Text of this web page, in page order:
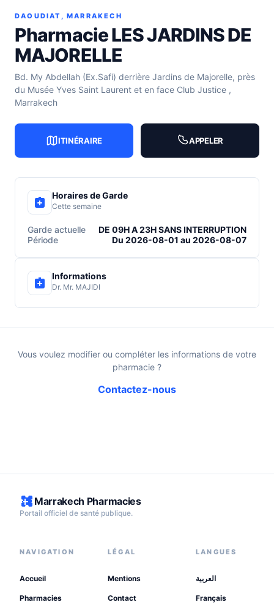
DAOUDIAT, MARRAKECH
Pharmacie LES JARDINS DE
MAJORELLE
Bd. My Abdellah (Ex.Safi) derrière Jardins de Majorelle, près
du Musée Yves Saint Laurent et en face Club Justice ,
Marrakech
ITINÉRAIRE APPELER
Horaires de Garde
Cette semaine
Garde actuelle
DE 09H A 23H SANS INTERRUPTION
Période
Du 2026-08-01 au 2026-08-07
Informations
Dr. Mr. MAJIDI
Vous voulez modifier ou compléter les informations de votre
pharmacie ?
Contactez-nous
Marrakech Pharmacies
Portail officiel de santé publique.
NAVIGATION
Accueil
Pharmacies
LÉGAL
Mentions
Contact
LANGUES
العربية
Français